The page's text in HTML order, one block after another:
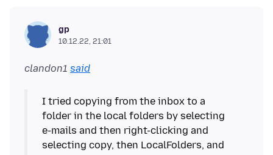
gp
10.12.22, 21:01
clandon1 said
I tried copying from the inbox to a
folder in the local folders by selecting
e-mails and then right-clicking and
selecting copy, then LocalFolders, and